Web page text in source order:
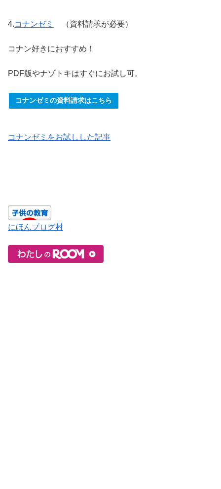
4.コナンゼミ （資料請求が必要）
コナン好きにおすすめ！
PDF版やナゾトキはすぐにお試し可。
コナンゼミの資料請求はこちら
コナンゼミをお試しした記事
にほんブログ村